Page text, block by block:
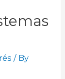
/ By